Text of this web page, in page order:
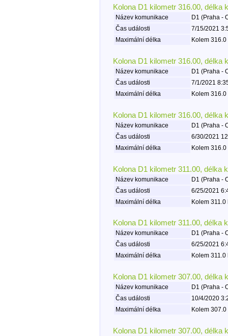
Kolona D1 kilometr 316.00, délka
Název komunikace
D1 (Praha -
Čas události
7/15/2021
Maximální délka
Kolem
Kolona D1 kilometr 316.00, délka
Název komunikace
D1 (Praha -
Čas události
7/1/2021
Maximální délka
Kolem
Kolona D1 kilometr 316.00, délka
Název komunikace
D1 (Praha -
Čas události
6/30/2021
Maximální délka
Kolem
Kolona D1 kilometr 311.00, délka
Název komunikace
D1 (Praha -
Čas události
6/25/2021
Maximální délka
Kolem 311.0
Kolona D1 kilometr 311.00, délka
Název komunikace
D1 (Praha -
Čas události
6/25/2021
Maximální délka
Kolem
Kolona D1 kilometr 307.00, délka
Název komunikace
D1 (Praha -
Čas události
10/4/2020
Maximální délka
Kolem
Kolona D1 kilometr 307.00, délka